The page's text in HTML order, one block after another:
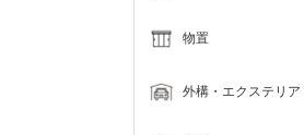
物置
外構・エクステリア